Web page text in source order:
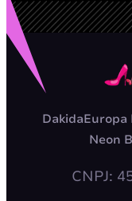
Neon
CNPJ: